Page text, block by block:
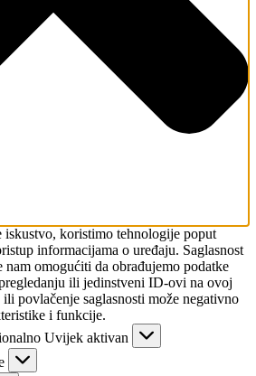
koristimo tehnologije poput
informacijama o uređaju. Saglasnost
nam omogućiti da obrađujemo podatke
ili jedinstveni ID-ovi na ovoj
povlačenje saglasnosti može negativno
i funkcije.
Uvijek aktivan